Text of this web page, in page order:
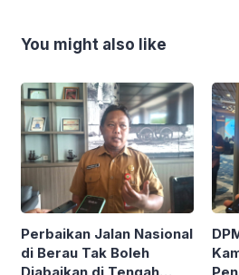
You might also like
Perbaikan Jalan Nasional
di Berau Tak Boleh
Diabaikan di Tengah